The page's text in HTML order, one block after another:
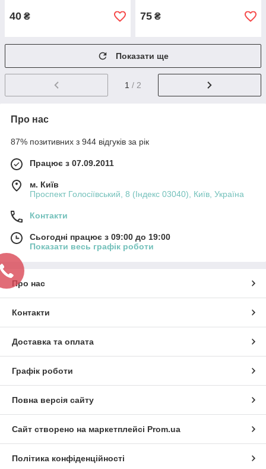
40 ₴ 75 ₴
Показати ще
1 / 2
Про нас
87% позитивних з 944 відгуків за рік
Працює з 07.09.2011
м. Київ
Проспект Голосіївський, 8 (Індекс 03040), Київ, Україна
Контакти
Сьогодні працює з 09:00 до 19:00
Показати весь графік роботи
Про нас
Контакти
Доставка та оплата
Графік роботи
Повна версія сайту
Сайт створено на маркетплейсі Prom.ua
Політика конфіденційності